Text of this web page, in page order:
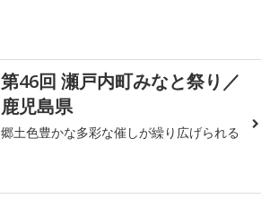
第46回 瀬戸内町みなと祭り／
鹿児島県
郷土色豊かな多彩な催しが繰り広げられる